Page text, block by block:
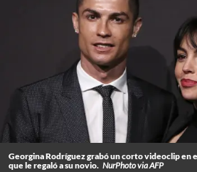
Georgina Rodríguez grabó un corto videoclip en
que le regaló a su novio. NurPhoto via AFP